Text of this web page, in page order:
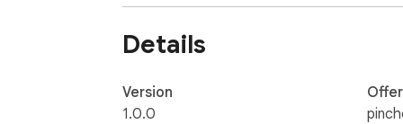
Thao tác 1-Click: Chọn chủ đề và nhận
Sao chép siêu tốc: Nút bấm tích hợp giúp
Không cần Internet: Hoạt động mượt mà
Details
Version
1.0.0